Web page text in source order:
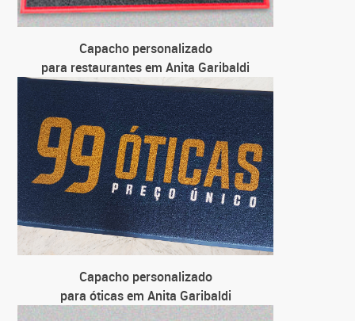
Capacho personalizado
para restaurantes em Anita Garibaldi
Capacho personalizado
para óticas em Anita Garibaldi